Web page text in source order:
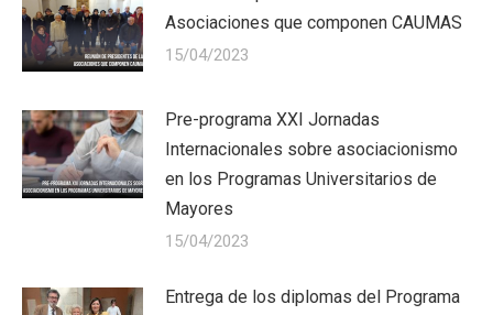
Asociaciones que componen CAUMAS
15/04/2023
Pre-programa XXI Jornadas
Internacionales sobre asociacionismo
en los Programas Universitarios de
Mayores
15/04/2023
Entrega de los diplomas del Programa